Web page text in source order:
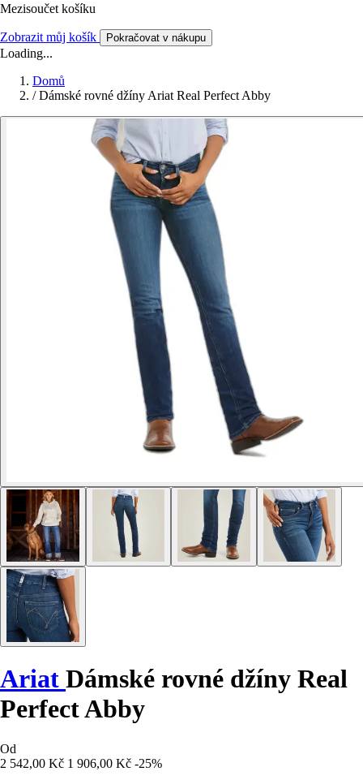
Mezisoučet košíku
Zobrazit můj košík Pokračovat v nákupu
Loading...
Domů
/ Dámské rovné džíny Ariat Real Perfect Abby
Ariat Dámské rovné džíny Real
Perfect Abby
Od
2 542,00 Kč 1 906,00 Kč -25%